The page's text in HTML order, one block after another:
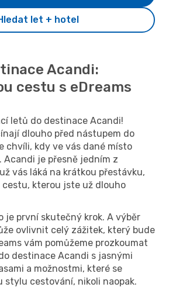
let + hotel
Acandi:
cestu s eDreams
letů do destinace Acandi!
dlouho před nástupem do
chvíli, kdy ve vás dané místo
je přesně jedním z
vás láká na krátkou přestávku,
cestu, kterou jste už dlouho
je první skutečný krok. A výběr
ovlivnit celý zážitek, který bude
vám pomůžeme prozkoumat
destinace Acandi s jasnými
a možnostmi, které se
stylu cestování, nikoli naopak.